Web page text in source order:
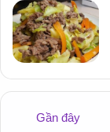
Gần đây